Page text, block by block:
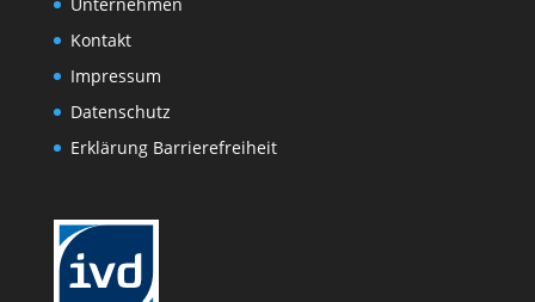
Unternehmen
Kontakt
Impressum
Datenschutz
Erklärung Barrierefreiheit